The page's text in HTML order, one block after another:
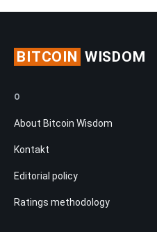
BITCOIN WISDOM
O
About Bitcoin Wisdom
Kontakt
Editorial policy
Ratings methodology